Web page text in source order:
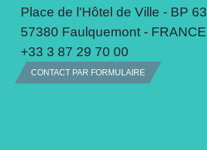
Place de l'Hôtel de Ville - BP 63
57380 Faulquemont - FRANCE
+33 3 87 29 70 00
CONTACT PAR FORMULAIRE